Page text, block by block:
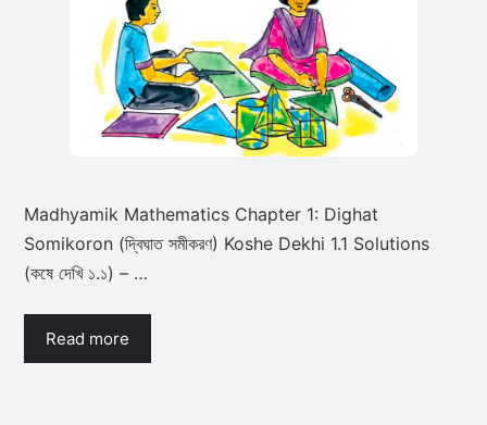
Madhyamik Mathematics Chapter 1: Dighat
Somikoron (দ্বিঘাত সমীকরণ) Koshe Dekhi 1.1 Solutions
(কষে দেখি ১.১) – …
Read more